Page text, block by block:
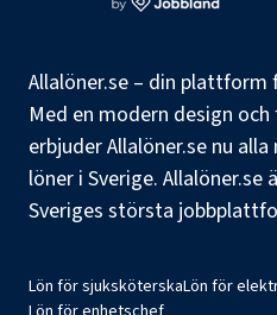
Allalöner.se – din
Med en modern design
erbjuder Allalöner.se nu
löner i Sverige. Allalöner.se
Sveriges största
Lön för sjuksköterskaLön för